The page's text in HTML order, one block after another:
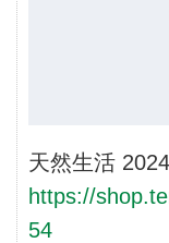
天然生活
https://
54